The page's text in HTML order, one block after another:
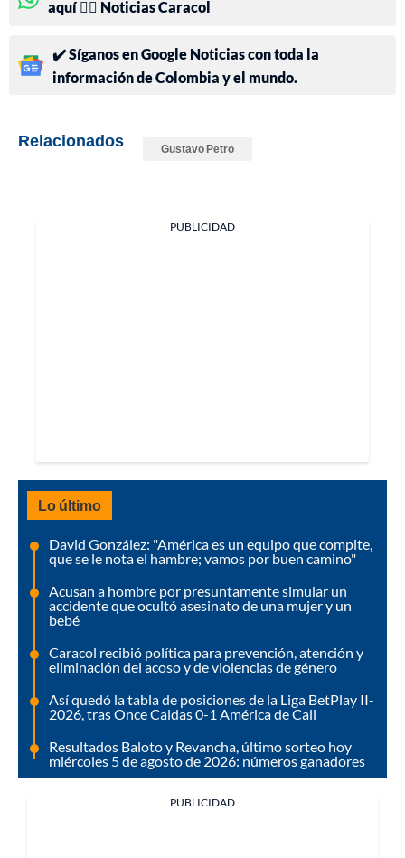
aquí 👉🏻 Noticias Caracol
✔️ Síganos en Google Noticias con toda la
información de Colombia y el mundo.
Relacionados Gustavo Petro
PUBLICIDAD
Lo último
David González: "América es un equipo que compite,
que se le nota el hambre; vamos por buen camino"
Acusan a hombre por presuntamente simular un
accidente que ocultó asesinato de una mujer y un
bebé
Caracol recibió política para prevención, atención y
eliminación del acoso y de violencias de género
Así quedó la tabla de posiciones de la Liga BetPlay II-
2026, tras Once Caldas 0-1 América de Cali
Resultados Baloto y Revancha, último sorteo hoy
miércoles 5 de agosto de 2026: números ganadores
PUBLICIDAD